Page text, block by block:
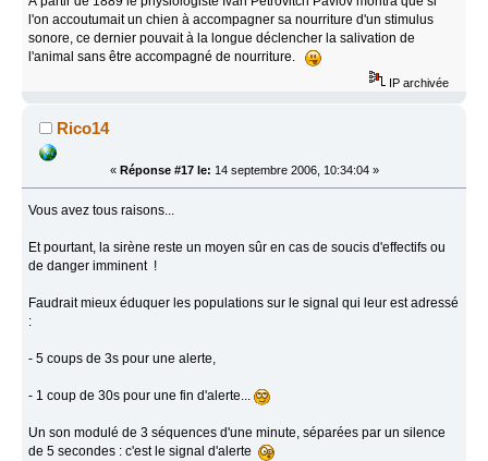
l'on accoutumait un chien à accompagner sa nourriture d'un stimulus
sonore, ce dernier pouvait à la longue déclencher la salivation de
l'animal sans être accompagné de nourriture.
IP archivée
Rico14
« Réponse #17 le: 14 septembre 2006, 10:34:04 »
Vous avez tous raisons...
Et pourtant, la sirène reste un moyen sûr en cas de soucis d'effectifs ou
de danger imminent !
Faudrait mieux éduquer les populations sur le signal qui leur est adressé
:
- 5 coups de 3s pour une alerte,
- 1 coup de 30s pour une fin d'alerte...
Un son modulé de 3 séquences d'une minute, séparées par un silence
de 5 secondes : c'est le signal d'alerte